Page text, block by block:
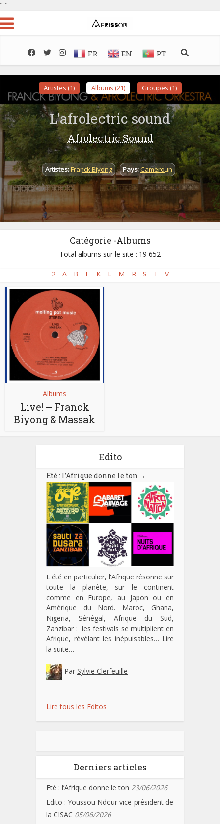
" "
FR EN PT
Artistes (1) Albums (21) Groupes (1)
L'afrolectric sound
Afrolectric Sound
Artistes:Franck Biyong Pays:Cameroun
Catégorie -Albums
Total albums sur le site : 19 652
2 A B F K L M R S T V
Albums
Live! – Franck
Biyong & Massak
Edito
Eté : l’Afrique donne le ton →
L'été en particulier, l'Afrique résonne sur
toute la planète, sur le continent
comme en Europe, au Japon ou en
Amérique du Nord. Maroc, Ghana,
Nigeria, Sénégal, Afrique du Sud,
Zanzibar : les festivals se multiplient en
Afrique, révélant les inépuisables… Lire
la suite…
Par Sylvie Clerfeuille
Lire tous les Editos
Derniers articles
Eté : l’Afrique donne le ton 23/06/2026
Edito : Youssou Ndour vice-président de
la CISAC 05/06/2026